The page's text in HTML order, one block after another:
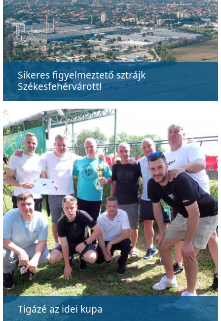
Sikeres figyelmeztető sztrájk
Székesfehérvárott!
Tigázé az idei kupa